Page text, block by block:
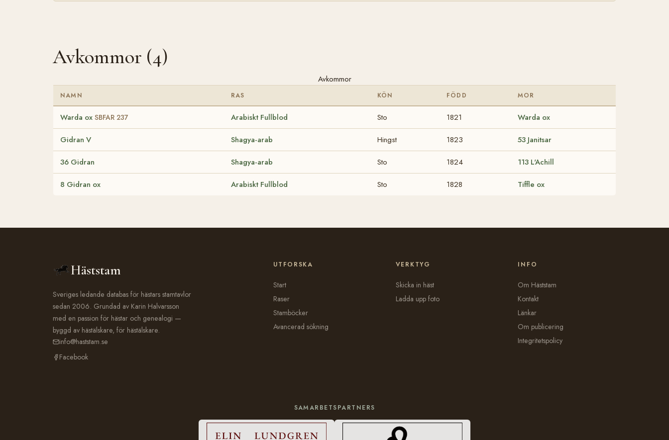
Avkommor (4)
Avkommor
NAMN RAS KÖN FÖDD MOR
Warda ox SBFAR 237 Arabiskt Fullblod Sto 1821 Warda ox
Gidran V Shagya-arab Hingst 1823 53 Janitsar
36 Gidran Shagya-arab Sto 1824 113 L'Achill
8 Gidran ox Arabiskt Fullblod Sto 1828 Tiffle ox
Häststam
Sveriges ledande databas för hästars stamtavlor
sedan 2006. Grundad av Karin Halvarsson
med en passion för hästar och genealogi —
byggd av hästälskare, för hästälskare.
info@haststam.se
Facebook
UTFORSKA
Start
Raser
Stamböcker
Avancerad sökning
VERKTYG
Skicka in häst
Ladda upp foto
INFO
Om Häststam
Kontakt
Länkar
Om publicering
Integritetspolicy
SAMARBETSPARTNERS